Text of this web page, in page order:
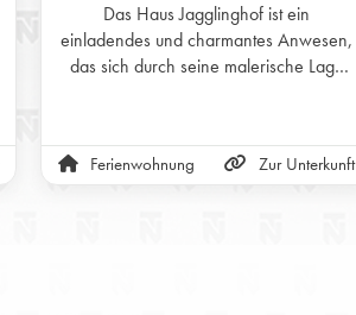
Das Haus Jagglinghof ist ein
einladendes und charmantes Anwesen,
das sich durch seine malerische Lage
Kombination aus traditionellem Flair und
modernem Komfort, was es zu einem
Ferienwohnung Zur Unterkunft